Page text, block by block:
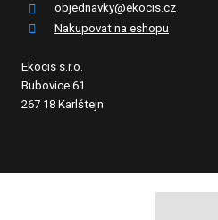
objednavky@ekocis.cz
Nakupovat na eshopu
Ekocis s.r.o.
Bubovice 61
267 18 Karlštejn